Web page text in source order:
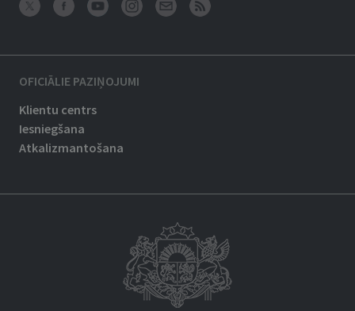
OFICIĀLIE PAZIŅOJUMI
Klientu centrs
Iesniegšana
Atkalizmantošana